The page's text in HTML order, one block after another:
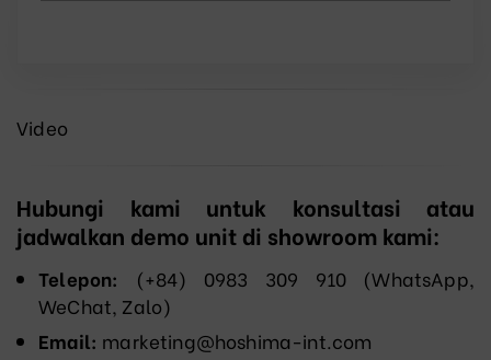
Video
Hubungi kami untuk konsultasi atau
jadwalkan demo unit di showroom kami:
Telepon: (+84) 0983 309 910 (WhatsApp,
WeChat, Zalo)
Email: marketing@hoshima-int.com